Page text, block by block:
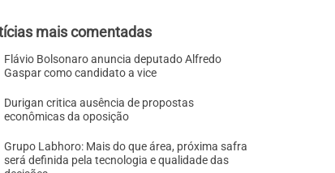
mais comentadas
Flávio Bolsonaro anuncia deputado Alfredo
Gaspar como candidato a vice
Durigan critica ausência de propostas
econômicas da oposição
Grupo Labhoro: Mais do que área, próxima safra
será definida pela tecnologia e qualidade das